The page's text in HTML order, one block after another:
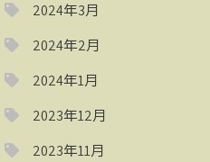
2024年3月
2024年2月
2024年1月
2023年12月
2023年11月